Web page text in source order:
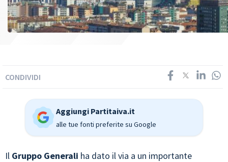
CONDIVIDI
Aggiungi Partitaiva.it
alle tue fonti preferite su Google
Il Gruppo Generali ha dato il via a un importante